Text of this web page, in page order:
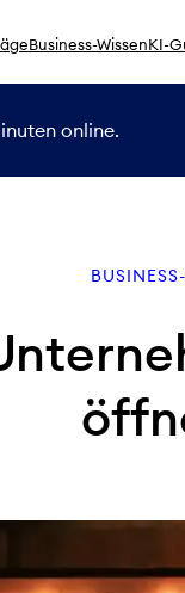
Business-WissenKI-
online.